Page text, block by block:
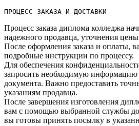
ПРОЦЕСС ЗАКАЗА И ДОСТАВКИ
Процесс заказа диплома колледжа
надежного продавца, уточнения
После оформления заказа и оплаты,
подробные инструкции по процессу.
Для обеспечения
запросить необходимую информацию
документа.​ Важно предоставить
указаниям продавца.​
После завершения изготовления
вам с помощью выбранной службы
вы готовы принять посылку в